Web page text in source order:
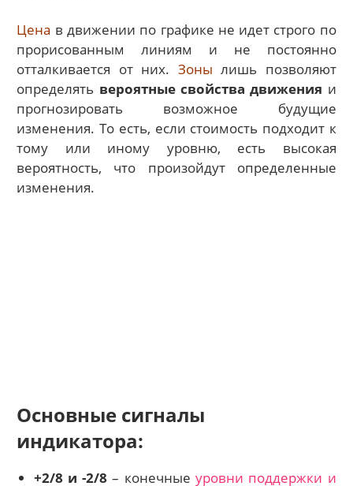
Цена в движении по графике не идет строго по
прорисованным линиям и не постоянно
отталкивается от них. Зоны лишь позволяют
определять вероятные свойства движения и
прогнозировать возможное будущие
изменения. То есть, если стоимость подходит к
тому или иному уровню, есть высокая
вероятность, что произойдут определенные
изменения.
Основные сигналы
индикатора:
+2/8 и -2/8 – конечныеуровни поддержки и